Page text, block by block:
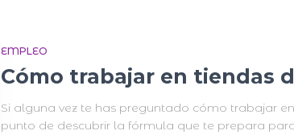
EMPLEO
Cómo trabajar en tiendas
Si alguna vez te has preguntado cómo trabajar
punto de descubrir la fórmula que te prepara